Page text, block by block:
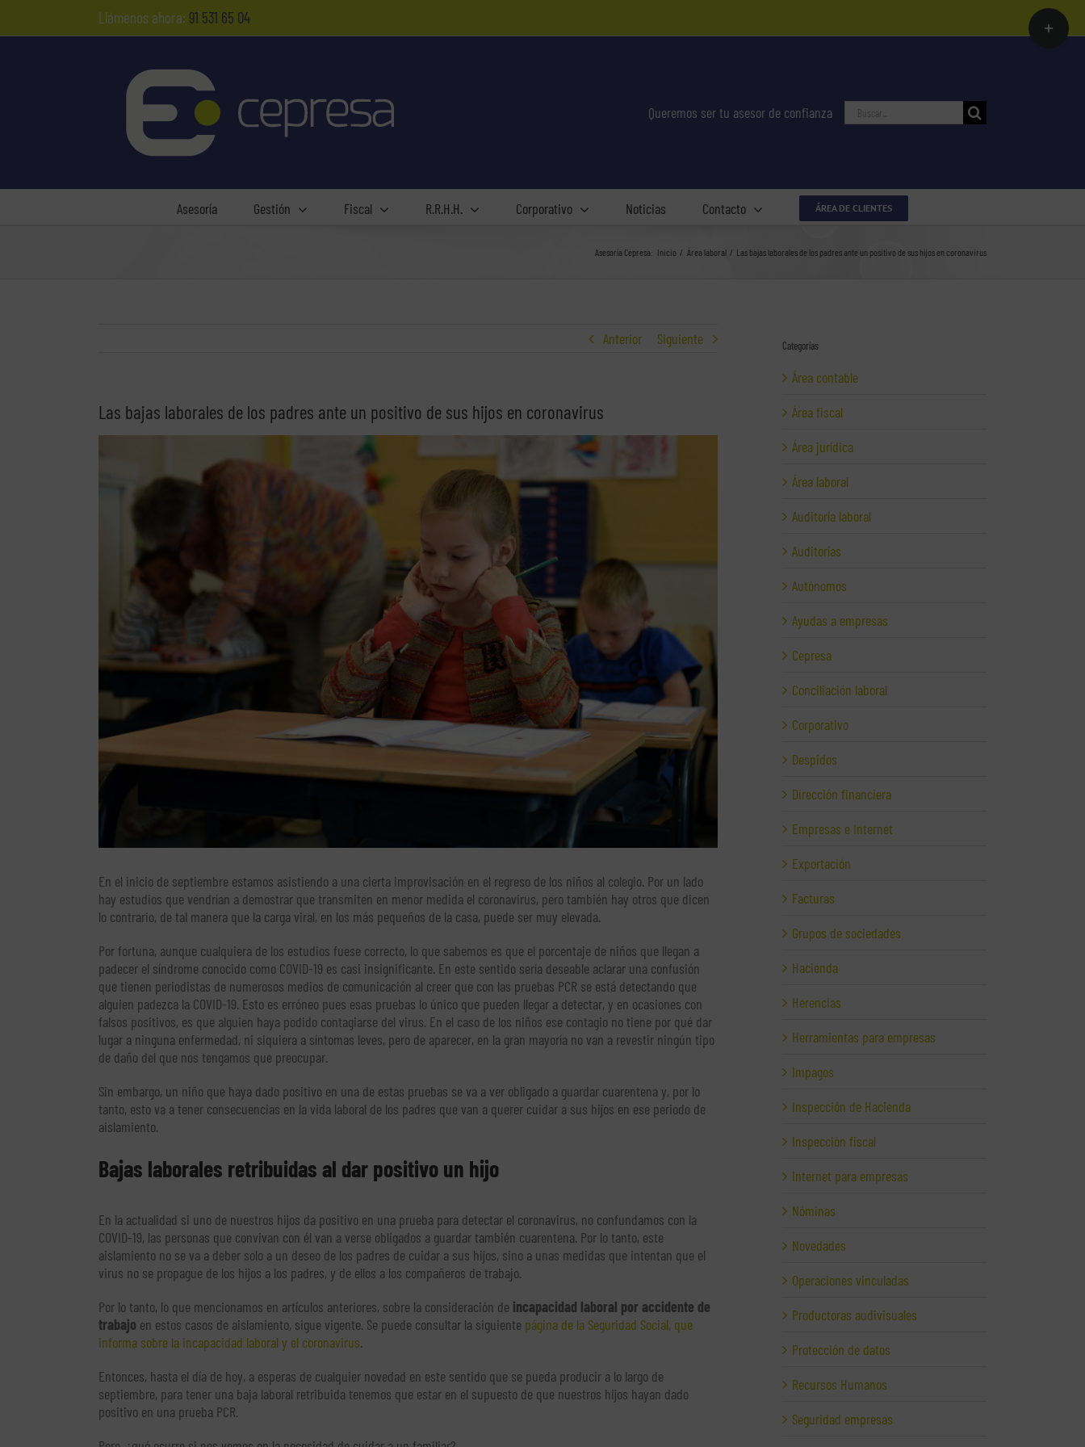
Llámenos ahora: 91 531 65 04
Queremos ser tu asesor de confianza Buscar:
Asesoría Gestión Fiscal R.R.H.H. Corporativo Noticias Contacto ÁREA DE CLIENTES
Asesoría Cepresa: Inicio Área laboral Las bajas laborales de los padres ante un positivo de sus hijos en coronavirus
Anterior Siguiente
Las bajas laborales de los padres ante un positivo de sus hijos en coronavirus
En el inicio de septiembre estamos asistiendo a una cierta improvisación en el regreso de los niños al colegio. Por un lado
hay estudios que vendrían a demostrar que transmiten en menor medida el coronavirus, pero también hay otros que dicen
lo contrario, de tal manera que la carga viral, en los más pequeños de la casa, puede ser muy elevada.
Por fortuna, aunque cualquiera de los estudios fuese correcto, lo que sabemos es que el porcentaje de niños que llegan a
padecer el síndrome conocido como COVID-19 es casi insignificante. En este sentido sería deseable aclarar una confusión
que tienen periodistas de numerosos medios de comunicación al creer que con las pruebas PCR se está detectando que
alguien padezca la COVID-19. Esto es erróneo pues esas pruebas lo único que pueden llegar a detectar, y en ocasiones con
falsos positivos, es que alguien haya podido contagiarse del virus. En el caso de los niños ese contagio no tiene por qué dar
lugar a ninguna enfermedad, ni siquiera a síntomas leves, pero de aparecer, en la gran mayoría no van a revestir ningún tipo
de daño del que nos tengamos que preocupar.
Sin embargo, un niño que haya dado positivo en una de estas pruebas se va a ver obligado a guardar cuarentena y, por lo
tanto, esto va a tener consecuencias en la vida laboral de los padres que van a querer cuidar a sus hijos en ese periodo de
aislamiento.
Bajas laborales retribuidas al dar positivo un hijo
En la actualidad si uno de nuestros hijos da positivo en una prueba para detectar el coronavirus, no confundamos con la
COVID-19, las personas que convivan con él van a verse obligados a guardar también cuarentena. Por lo tanto, este
aislamiento no se va a deber solo a un deseo de los padres de cuidar a sus hijos, sino a unas medidas que intentan que el
virus no se propague de los hijos a los padres, y de ellos a los compañeros de trabajo.
Por lo tanto, lo que mencionamos en artículos anteriores, sobre la consideración de incapacidad laboral por accidente de
trabajo en estos casos de aislamiento, sigue vigente. Se puede consultar la siguiente página de la Seguridad Social, que
informa sobre la incapacidad laboral y el coronavirus.
Entonces, hasta el día de hoy, a esperas de cualquier novedad en este sentido que se pueda producir a lo largo de
septiembre, para tener una baja laboral retribuida tenemos que estar en el supuesto de que nuestros hijos hayan dado
positivo en una prueba PCR.
Categorías
Área contable
Área fiscal
Área jurídica
Área laboral
Auditoría laboral
Auditorías
Autónomos
Ayudas a empresas
Cepresa
Conciliación laboral
Corporativo
Despidos
Dirección financiera
Empresas e Internet
Exportación
Facturas
Grupos de sociedades
Hacienda
Herencias
Herramientas para empresas
Impagos
Inspección de Hacienda
Inspección fiscal
Internet para empresas
Nóminas
Novedades
Operaciones vinculadas
Productoras audivisuales
Protección de datos
Recursos Humanos
Seguridad empresas
Toggle
Sliding